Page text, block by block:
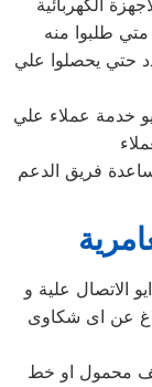
الكهربائية
حتي يحصلوا علي
خدمة عملاء علي
فريق الدعم
الاتصال علية و
عن اى شكاوى